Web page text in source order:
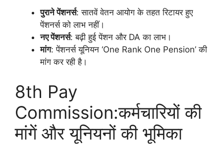
पुराने पेंशनर्स: सातवें वेतन आयोग के तहत रिटायर हुए
पेंशनर्स को लाभ नहीं।
नए पेंशनर्स: बढ़ी हुई पेंशन और DA का लाभ।
मांग: पेंशनर्स यूनियन ‘One Rank One Pension’ की
मांग कर रही है।
8th Pay
Commission:कर्मचारियों की
मांगें और यूनियनों की भूमिका